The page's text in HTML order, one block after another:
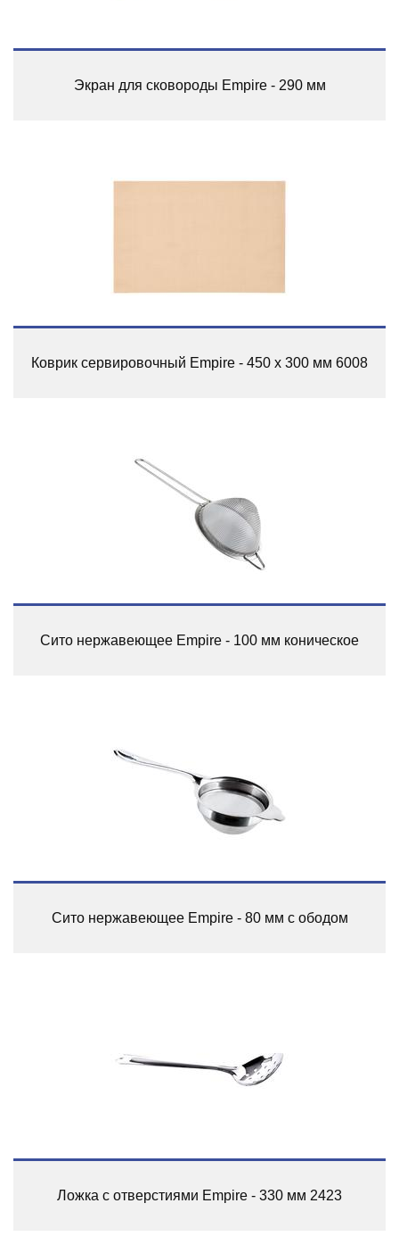
Экран для сковороды Empire - 290 мм
Коврик сервировочный Empire - 450 x 300 мм 6008
Сито нержавеющее Empire - 100 мм коническое
Сито нержавеющее Empire - 80 мм с ободом
Ложка с отверстиями Empire - 330 мм 2423